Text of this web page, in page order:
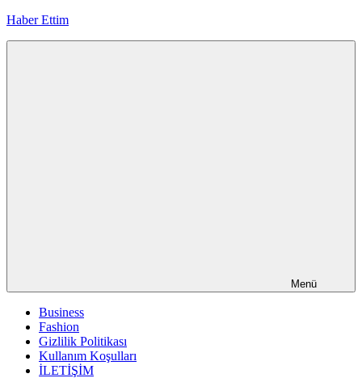
İçeriğe
Haber Ettim
Menü
Business
Fashion
Gizlilik Politikası
Kullanım Koşulları
İLETİŞİM